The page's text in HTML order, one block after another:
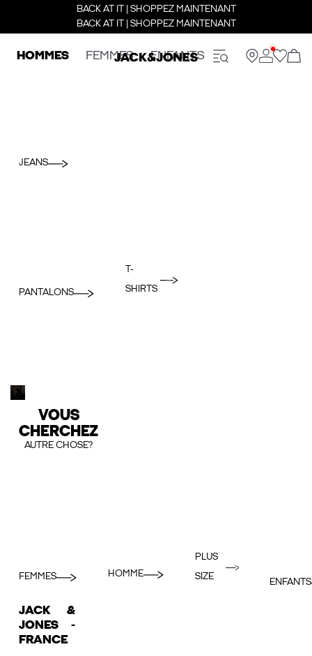
BACK AT IT | SHOPPEZ MAINTENANT
BACK AT IT | SHOPPEZ MAINTENANT
HOMMES FEMMES ENFANTS
JEANS
PANTALONS
T-
SHIRTS
VOUS
CHERCHEZ
AUTRE CHOSE?
FEMMES HOMME
PLUS
SIZE
ENFANTS
JACK &
JONES -
FRANCE